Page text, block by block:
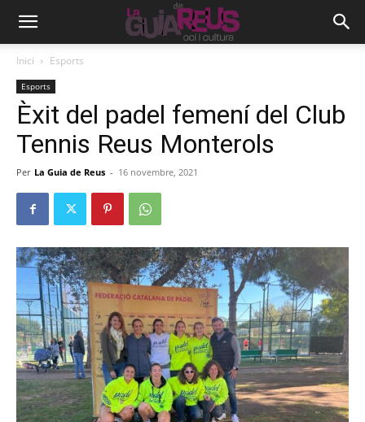
Inici Esports
Esports
Èxit del padel femení del Club
Tennis Reus Monterols
Per La Guia de Reus - 16 novembre, 2021